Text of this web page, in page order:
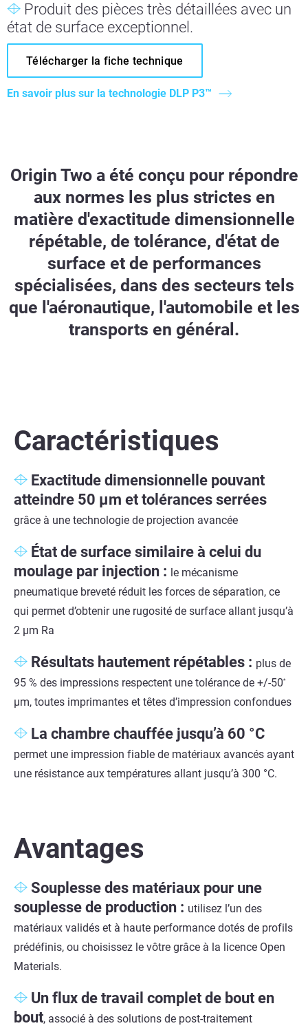
Produit des pièces très détaillées avec un
état de surface exceptionnel.
Télécharger la fiche technique
En savoir plus sur la technologie DLP P3™
Origin Two a été conçu pour répondre
aux normes les plus strictes en
matière d'exactitude dimensionnelle
répétable, de tolérance, d'état de
surface et de performances
spécialisées, dans des secteurs tels
que l'aéronautique, l'automobile et les
transports en général.
Caractéristiques
Exactitude dimensionnelle pouvant
atteindre 50 µm et tolérances serrées
grâce à une technologie de projection avancée
État de surface similaire à celui du
moulage par injection : le mécanisme
pneumatique breveté réduit les forces de séparation, ce
qui permet d’obtenir une rugosité de surface allant jusqu’à
2 µm Ra
Résultats hautement répétables : plus de
95 % des impressions respectent une tolérance de +/-50*
µm, toutes imprimantes et têtes d’impression confondues
La chambre chauffée jusqu’à 60 °C
permet une impression fiable de matériaux avancés ayant
une résistance aux températures allant jusqu’à 300 °C.
Avantages
Souplesse des matériaux pour une
souplesse de production : utilisez l’un des
matériaux validés et à haute performance dotés de profils
prédéfinis, ou choisissez le vôtre grâce à la licence Open
Materials.
Un flux de travail complet de bout en
bout, associé à des solutions de post-traitement